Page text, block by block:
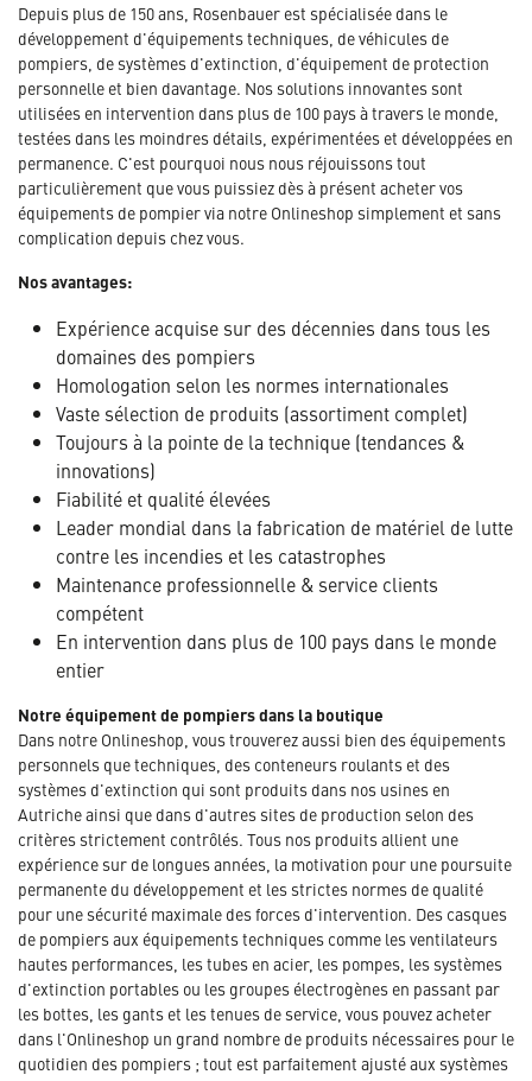
Depuis plus de 150 ans, Rosenbauer est spécialisée dans le
développement d'équipements techniques, de véhicules de
pompiers, de systèmes d'extinction, d'équipement de protection
personnelle et bien davantage. Nos solutions innovantes sont
utilisées en intervention dans plus de 100 pays à travers le monde,
testées dans les moindres détails, expérimentées et développées en
permanence. C'est pourquoi nous nous réjouissons tout
particulièrement que vous puissiez dès à présent acheter vos
équipements de pompier via notre Onlineshop simplement et sans
complication depuis chez vous.
Nos avantages:
Expérience acquise sur des décennies dans tous les
domaines des pompiers
Homologation selon les normes internationales
Vaste sélection de produits (assortiment complet)
Toujours à la pointe de la technique (tendances &
innovations)
Fiabilité et qualité élevées
Leader mondial dans la fabrication de matériel de lutte
contre les incendies et les catastrophes
Maintenance professionnelle & service clients
compétent
En intervention dans plus de 100 pays dans le monde
entier
Notre équipement de pompiers dans la boutique
Dans notre Onlineshop, vous trouverez aussi bien des équipements
personnels que techniques, des conteneurs roulants et des
systèmes d'extinction qui sont produits dans nos usines en
Autriche ainsi que dans d'autres sites de production selon des
critères strictement contrôlés. Tous nos produits allient une
expérience sur de longues années, la motivation pour une poursuite
permanente du développement et les strictes normes de qualité
pour une sécurité maximale des forces d'intervention. Des casques
de pompiers aux équipements techniques comme les ventilateurs
hautes performances, les tubes en acier, les pompes, les systèmes
d'extinction portables ou les groupes électrogènes en passant par
les bottes, les gants et les tenues de service, vous pouvez acheter
dans l'Onlineshop un grand nombre de produits nécessaires pour le
quotidien des pompiers ; tout est parfaitement ajusté aux systèmes